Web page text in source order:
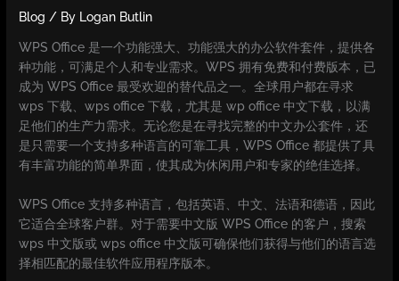
Blog / By Logan Butlin
WPS Office 是一个功能强大、功能强大的办公软件套件，提供各
种功能，可满足个人和专业需求。WPS 拥有免费和付费版本，已
成为 WPS Office 最受欢迎的替代品之一。全球用户都在寻求
wps 下载、wps office 下载，尤其是 wp office 中文下载，以满
足他们的生产力需求。无论您是在寻找完整的中文办公套件，还
是只需要一个支持多种语言的可靠工具，WPS Office 都提供了具
有丰富功能的简单界面，使其成为休闲用户和专家的绝佳选择。
WPS Office 支持多种语言，包括英语、中文、法语和德语，因此
它适合全球客户群。对于需要中文版 WPS Office 的客户，搜索
wps 中文版或 wps office 中文版可确保他们获得与他们的语言选
择相匹配的最佳软件应用程序版本。